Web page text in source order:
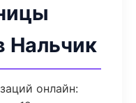
Нальчик
онлайн: